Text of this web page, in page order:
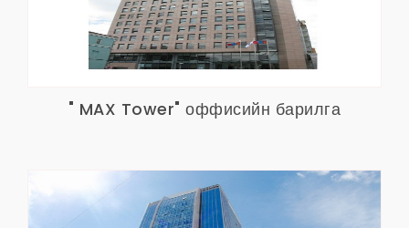
" MAX Tower" оффисийн барилга